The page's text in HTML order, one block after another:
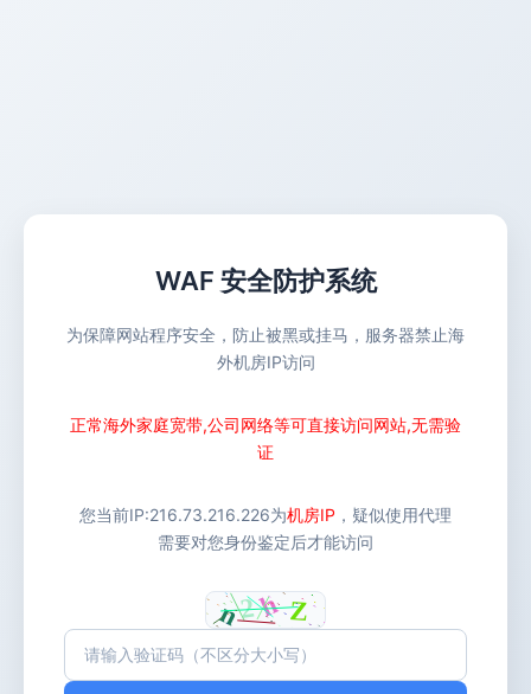
WAF 安全防护系统
为保障网站程序安全，防止被黑或挂马，服务器禁止海
外机房IP访问
正常海外家庭宽带,公司网络等可直接访问网站,无需验
证
您当前IP:216.73.216.226为机房IP ，疑似使用代理
需要对您身份鉴定后才能访问